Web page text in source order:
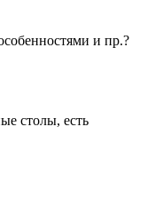
и пр.?
столы, есть